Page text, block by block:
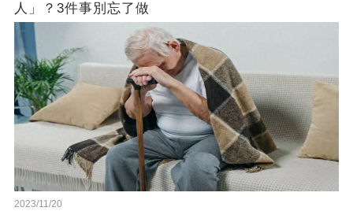
人」？3件事別忘了做
2023/11/20